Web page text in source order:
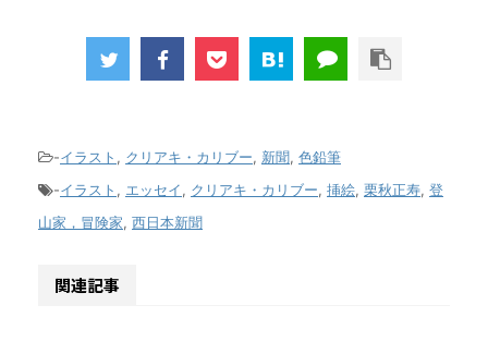
-イラスト , クリアキ・カリブー, 新聞, 色鉛筆
-イラスト , エッセイ, クリアキ・カリブー, 挿絵, 栗秋正寿, 登
山家，冒険家, 西日本新聞
関連記事